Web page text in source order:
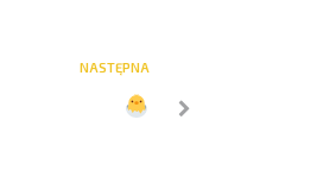
NASTĘPNA